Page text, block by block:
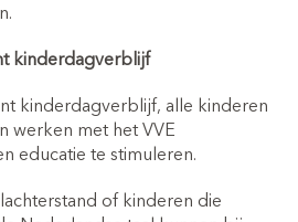
kinderdagverblijf
kinderdagverblijf, alle kinderen
werken met het VVE
educatie te stimuleren.
of kinderen die